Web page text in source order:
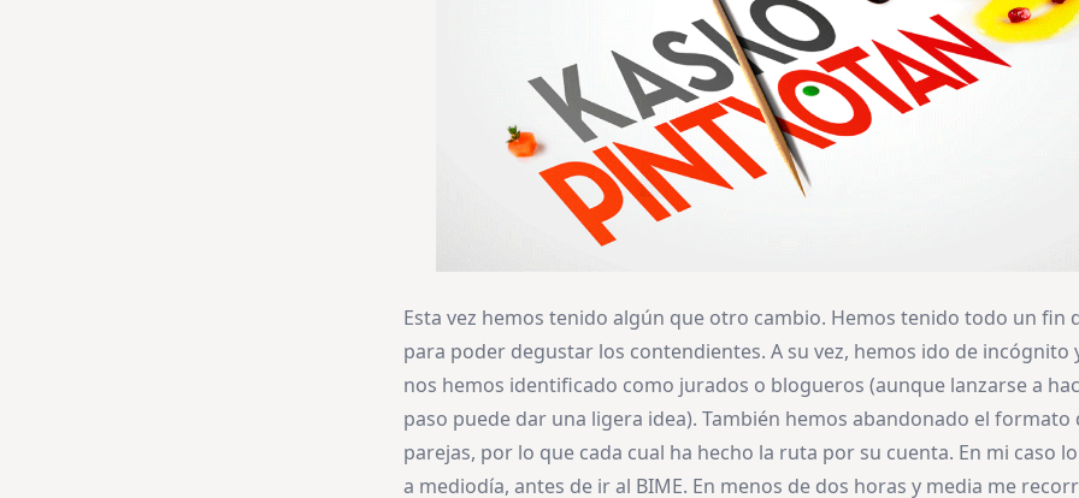
Esta vez hemos tenido algún que otro cambio. Hemos tenido todo un fin
para poder degustar los contendientes. A su vez, hemos ido de incógnito
nos hemos identificado como jurados o blogueros (aunque lanzarse a
paso puede dar una ligera idea). También hemos abandonado el formato
parejas, por lo que cada cual ha hecho la ruta por su cuenta. En mi caso
a mediodía, antes de ir al BIME. En menos de dos horas y media me